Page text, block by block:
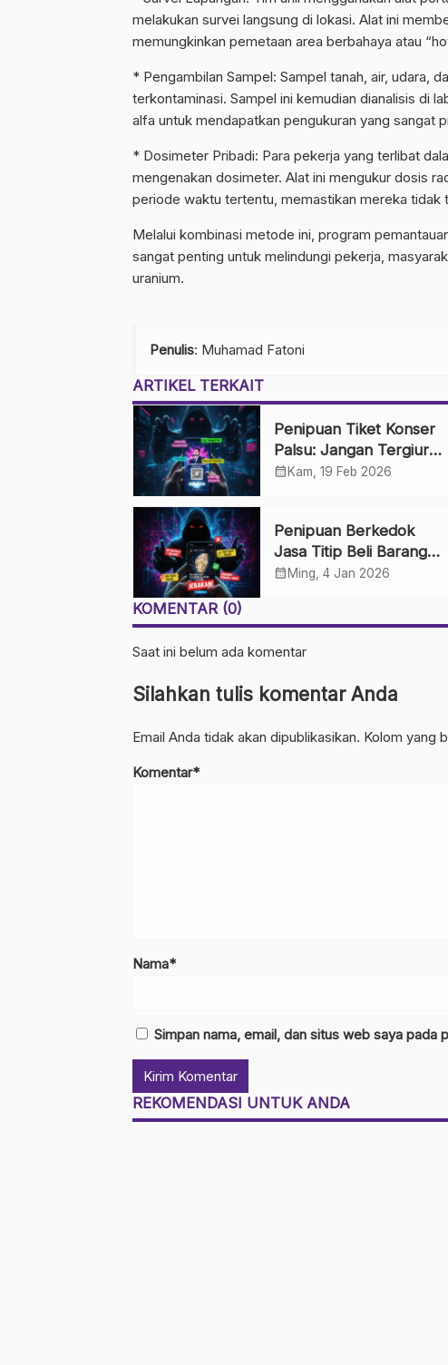
melakukan survei langsung di lokasi. Alat ini
memungkinkan pemetaan area berbahaya atau
* Pengambilan Sampel: Sampel tanah, air, udara,
terkontaminasi. Sampel ini kemudian dianalisis di
alfa untuk mendapatkan pengukuran yang sangat
* Dosimeter Pribadi: Para pekerja yang terlibat
mengenakan dosimeter. Alat ini mengukur dosis
periode waktu tertentu, memastikan mereka tidak
Melalui kombinasi metode ini, program
sangat penting untuk melindungi pekerja,
uranium.
Penulis: Muhamad Fatoni
ARTIKEL TERKAIT
Penipuan Tiket Konser
Palsu: Jangan Tergiur
Penjualan di Media
calendar_month Kam, 19 Feb 2026
Penipuan Berkedok
Jasa Titip Beli Barang
Luar Negeri: Waspada
calendar_month Ming, 4 Jan 2026
KOMENTAR (0)
Saat ini belum ada komentar
Silahkan tulis komentar Anda
Email Anda tidak akan dipublikasikan. Kolom yang
Komentar*
Nama*
Simpan nama, email, dan situs web saya pada
REKOMENDASI UNTUK ANDA